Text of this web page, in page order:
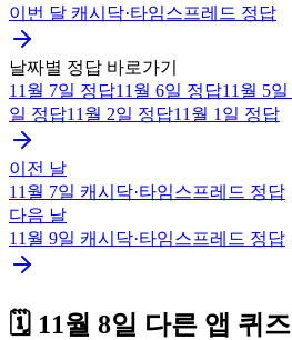
이번 달 캐시닥·타임스프레드 정답
날짜별 정답 바로가기
11월 7일 정답11월 6일 정답11월 5일
일 정답11월 2일 정답11월 1일 정답
이전 날
11월 7일 캐시닥·타임스프레드 정답
다음 날
11월 9일 캐시닥·타임스프레드 정답
🗓️ 11월 8일 다른 앱 퀴